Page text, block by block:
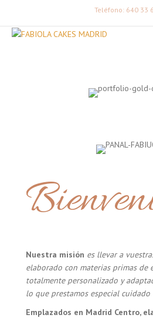
Teléfono: 640 33
Nuestra misión es llevar a
elaborado con materias primas de
totalmente personalizado y
lo que prestamos especial
Emplazados en Madrid Centro,